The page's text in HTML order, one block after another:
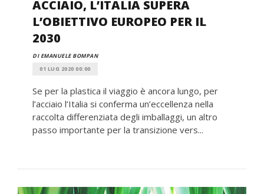
ACCIAIO, L’ITALIA SUPERA
L’OBIETTIVO EUROPEO PER IL
2030
DI EMANUELE BOMPAN
01 LUG 2020 00:00
Se per la plastica il viaggio è ancora lungo, per
l’acciaio l’Italia si conferma un’eccellenza nella
raccolta differenziata degli imballaggi, un altro
passo importante per la transizione vers...